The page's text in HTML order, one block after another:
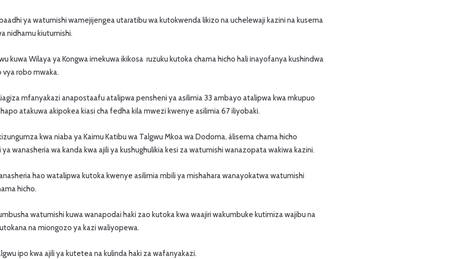
ya watumishi wamejijengea utaratibu wa kutokwenda likizo na uchelewaji kazini na kusema
nidhamu kiutumishi.
kuwa Wilaya ya Kongwa imekuwa ikikosa ruzuku kutoka chama hicho hali inayofanya kushindwa
vya robo mwaka.
mfanyakazi anapostaafu atalipwa pensheni ya asilimia 33 ambayo atalipwa kwa mkupuo
atakuwa akipokea kiasi cha fedha kila mwezi kwenye asilimia 67 iliyobaki.
kwa niaba ya Kaimu Katibu wa Talgwu Mkoa wa Dodoma, álisema chama hicho
wanasheria wa kanda kwa ajili ya kushughulikia kesi za watumishi wanazopata wakiwa kazini.
hao watalipwa kutoka kwenye asilimia mbili ya mishahara wanayokatwa watumishi
hicho.
watumishi kuwa wanapodai haki zao kutoka kwa waajiri wakumbuke kutimiza wajibu na
na miongozo ya kazi waliyopewa.
ipo kwa ajili ya kutetea na kulinda haki za wafanyakazi.